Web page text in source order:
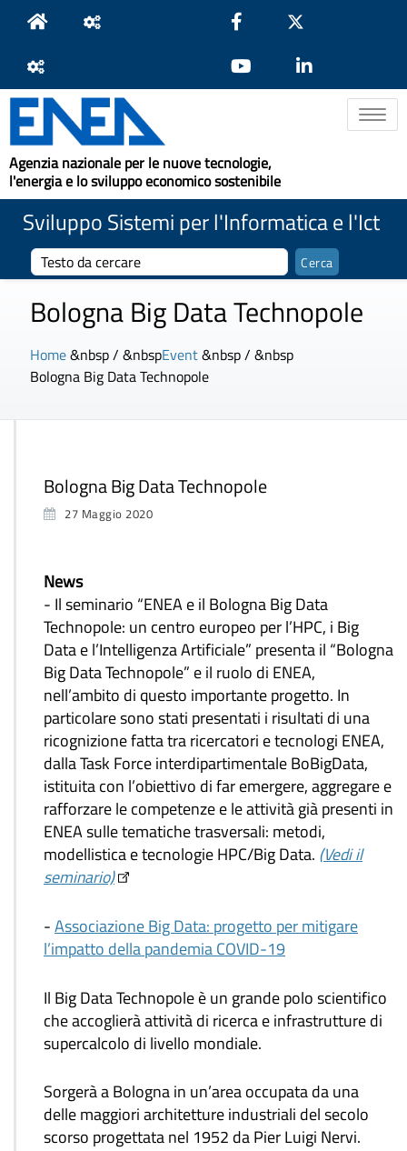
Toggle
Agenzia nazionale per le nuove tecnologie,
l'energia e lo sviluppo economico sostenibile
Sviluppo Sistemi per l'Informatica e l'Ict
Bologna Big Data Technopole
Home&nbsp / &nbspEvent&nbsp / &nbsp
Bologna Big Data Technopole
Bologna Big Data Technopole
27 Maggio 2020
News
- Il seminario “ENEA e il Bologna Big Data
Technopole: un centro europeo per l’HPC, i Big
Data e l’Intelligenza Artificiale” presenta il “Bologna
Big Data Technopole” e il ruolo di ENEA,
nell’ambito di questo importante progetto. In
particolare sono stati presentati i risultati di una
ricognizione fatta tra ricercatori e tecnologi ENEA,
dalla Task Force interdipartimentale BoBigData,
istituita con l’obiettivo di far emergere, aggregare e
rafforzare le competenze e le attività già presenti in
ENEA sulle tematiche trasversali: metodi,
modellistica e tecnologie HPC/Big Data. (Vedi il
seminario)
-Associazione Big Data: progetto per mitigare
l’impatto della pandemia COVID-19
Il Big Data Technopole è un grande polo scientifico
che accoglierà attività di ricerca e infrastrutture di
supercalcolo di livello mondiale.
Sorgerà a Bologna in un’area occupata da una
delle maggiori architetture industriali del secolo
scorso progettata nel 1952 da Pier Luigi Nervi.